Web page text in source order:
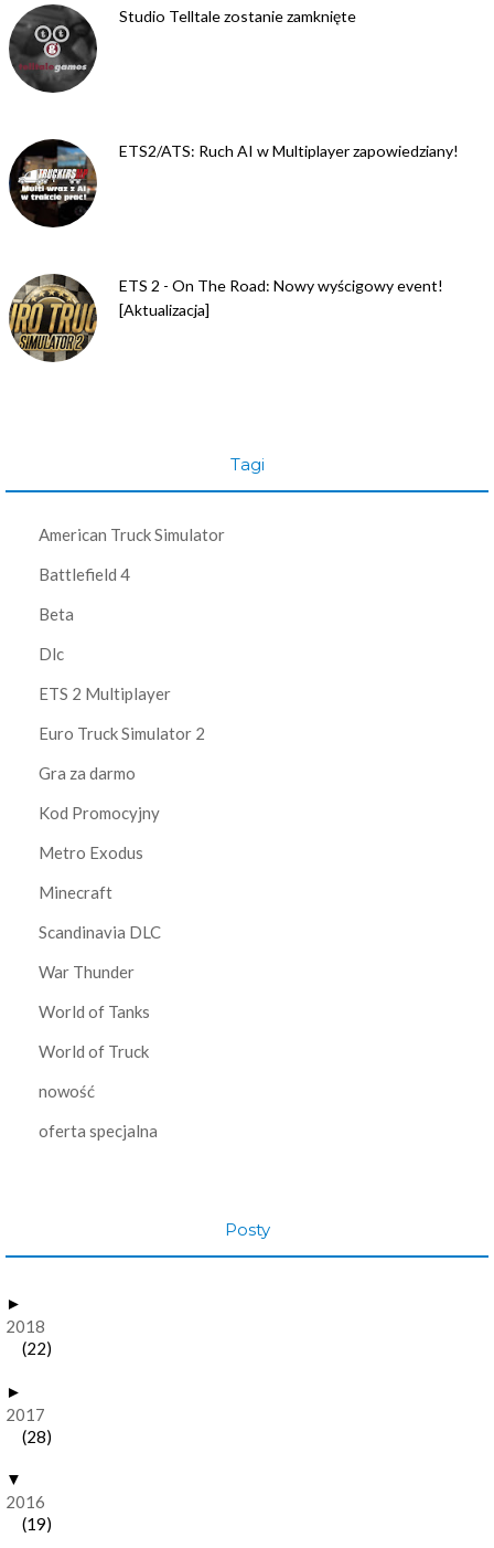
Studio Telltale zostanie zamknięte
ETS2/ATS: Ruch AI w Multiplayer zapowiedziany!
ETS 2 - On The Road: Nowy wyścigowy event!
[Aktualizacja]
Tagi
American Truck Simulator
Battlefield 4
Beta
Dlc
ETS 2 Multiplayer
Euro Truck Simulator 2
Gra za darmo
Kod Promocyjny
Metro Exodus
Minecraft
Scandinavia DLC
War Thunder
World of Tanks
World of Truck
nowość
oferta specjalna
Posty
►
2018
(22)
►
2017
(28)
▼
2016
(19)